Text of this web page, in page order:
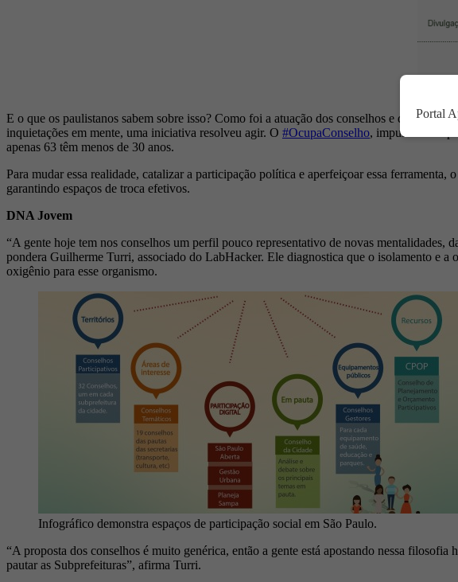
E o que os paulistanos sabem sobre isso? Como foi a atuação dos conselhos e dos
inquietações em mente, uma iniciativa resolveu agir. O #OcupaConselho, impulsionado
apenas 63 têm menos de 30 anos.
Para mudar essa realidade, catalizar a participação política e aperfeiçoar essa
garantindo espaços de troca efetivos.
DNA Jovem
“A gente hoje tem nos conselhos um perfil pouco representativo de novas mentalidades,
pondera Guilherme Turri, associado do LabHacker. Ele diagnostica que o isolamento e a
oxigênio para esse organismo.
Infográfico demonstra espaços de participação social em São Paulo.
“A proposta dos conselhos é muito genérica, então a gente está apostando nessa
pautar as Subprefeituras”, afirma Turri.
Portal